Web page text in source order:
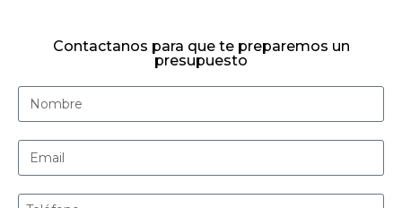
Contactanos para que te preparemos un
presupuesto